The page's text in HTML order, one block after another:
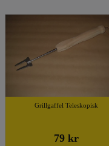
Grillgaffel Teleskopisk
79 kr